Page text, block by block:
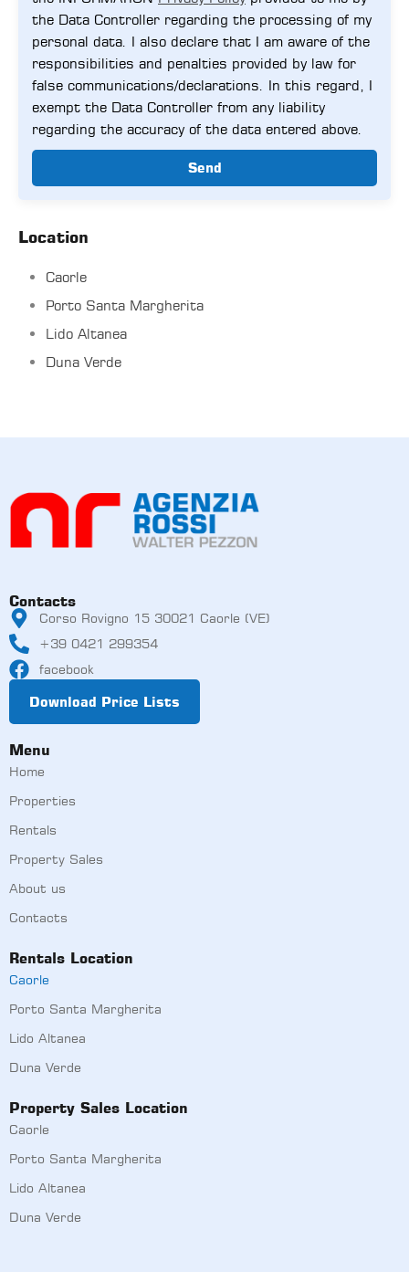
the Data Controller regarding the processing of my
personal data. I also declare that I am aware of the
responsibilities and penalties provided by law for
false communications/declarations. In this regard, I
exempt the Data Controller from any liability
regarding the accuracy of the data entered above.
Send
Location
Caorle
Porto Santa Margherita
Lido Altanea
Duna Verde
Contacts
Corso Rovigno 15 30021 Caorle (VE)
+39 0421 299354
facebook
Download Price Lists
Menu
Home
Properties
Rentals
Property Sales
About us
Contacts
Rentals Location
Caorle
Porto Santa Margherita
Lido Altanea
Duna Verde
Property Sales Location
Caorle
Porto Santa Margherita
Lido Altanea
Duna Verde